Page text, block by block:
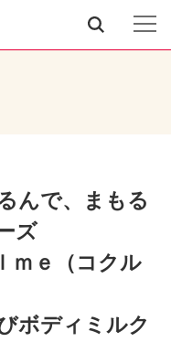
んで、まもる
ズ
ｍｅ（コクル
ボディミルク